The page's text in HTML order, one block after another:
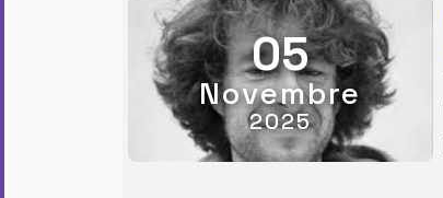
05
Novembre
2025